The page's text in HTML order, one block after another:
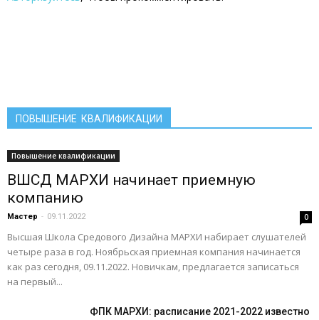
ПОВЫШЕНИЕ КВАЛИФИКАЦИИ
Повышение квалификации
ВШСД МАРХИ начинает приемную
компанию
Мастер - 09.11.2022 0
Высшая Школа Средового Дизайна МАРХИ набирает слушателей
четыре раза в год. Ноябрьская приемная компания начинается
как раз сегодня, 09.11.2022. Новичкам, предлагается записаться
на первый...
ФПК МАРХИ: расписание 2021-2022 известно